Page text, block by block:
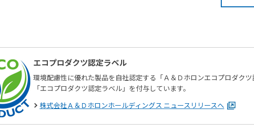
エコプロダクツ認定ラベル
環境配慮性に優れた製品を自社認定する「Ａ＆Ｄホロンエコプロダク
「エコプロダクツ認定ラベル」を付与しています。
株式会社Ａ＆Ｄホロンホールディングス ニュースリリースへ